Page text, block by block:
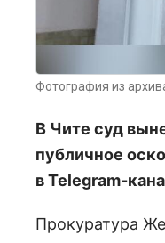
Фотография из
В Чите суд
публичное
в Telegram-
Прокуратура